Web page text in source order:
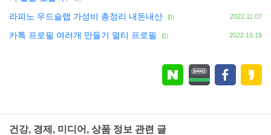
라피노 우드슬랩 가성비 총정리 내돈내산 (0) 2022.11.07
카톡 프로필 여러개 만들기 멀티 프로필 (0) 2022.10.19
건강, 경제, 미디어, 상품 정보 관련 글